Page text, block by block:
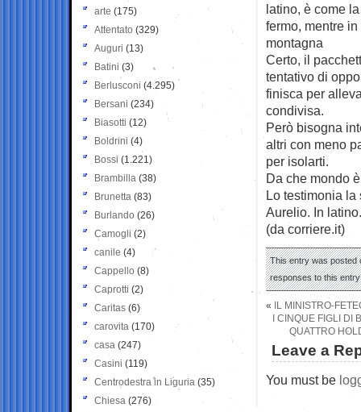
latino, è come
fermo, mentre
montagna
Certo, il
tentativo di
finisca per
condivisa.
Però bisogna
altri con meno
per isolarti.
Da che mondo
Lo testimonia la
Aurelio. In latino.
(da corriere.it)
This entry was posted
responses to this
«
IL MINISTRO-
I CINQUE FIGLI DI
QUATTRO
Leave a
You must be
arte (175)
Attentato (329)
Auguri (13)
Batini (3)
Berlusconi (4.295)
Bersani (234)
Biasotti (12)
Boldrini (4)
Bossi (1.221)
Brambilla (38)
Brunetta (83)
Burlando (26)
Camogli (2)
canile (4)
Cappello (8)
Caprotti (2)
Caritas (6)
carovita (170)
casa (247)
Casini (119)
Centrodestra in Liguria (35)
Chiesa (276)